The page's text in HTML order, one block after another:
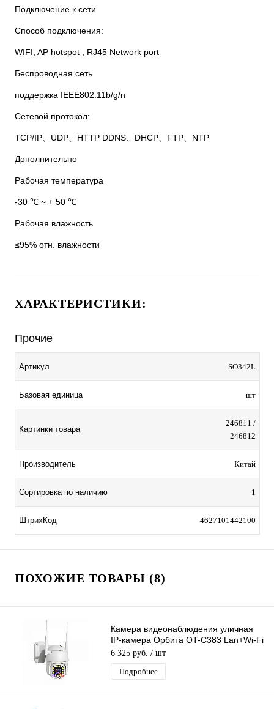
Подключение к сети
Способ подключения:
WIFI, AP hotspot , RJ45 Network port
Беспроводная сеть
поддержка IEEE802.11b/g/n
Сетевой протокол:
TCP/IP、UDP、HTTP DDNS、DHCP、FTP、NTP
Дополнительно
Рабочая температура
-30 ℃ ~ + 50 ℃
Рабочая влажность
≤95% отн. влажности
ХАРАКТЕРИСТИКИ:
Прочие
Артикул SO342L
Базовая единица шт
Картинки товара
246811 /
246812
Производитель Китай
Сортировка по наличию 1
ШтрихКод 4627101442100
ПОХОЖИЕ ТОВАРЫ (8)
Камера видеонаблюдения уличная
IP-камера Орбита OT-C383 Lan+Wi-Fi
камера 2 Mpix 3,6мм для дома и др
6 325 руб. / шт
Подробнее